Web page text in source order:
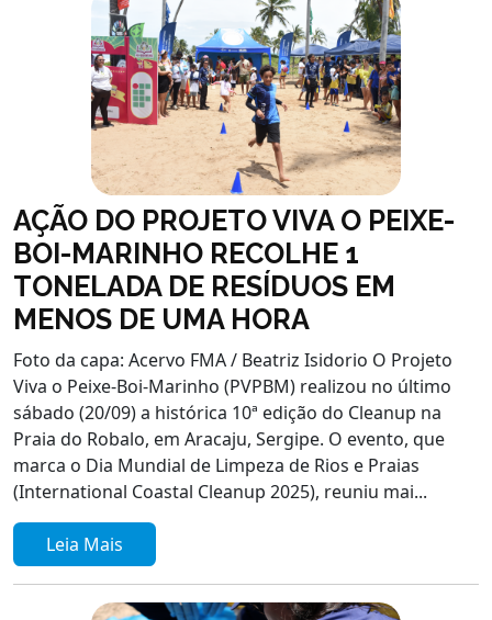
AÇÃO DO PROJETO VIVA O PEIXE-
BOI-MARINHO RECOLHE 1
TONELADA DE RESÍDUOS EM
MENOS DE UMA HORA
Foto da capa: Acervo FMA / Beatriz Isidorio O Projeto
Viva o Peixe-Boi-Marinho (PVPBM) realizou no último
sábado (20/09) a histórica 10ª edição do Cleanup na
Praia do Robalo, em Aracaju, Sergipe. O evento, que
marca o Dia Mundial de Limpeza de Rios e Praias
(International Coastal Cleanup 2025), reuniu mai...
Leia Mais